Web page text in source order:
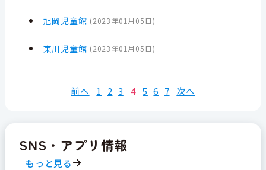
旭岡児童館 (2023年01月05日)
東川児童館 (2023年01月05日)
前へ 1 2 3 4 5 6 7 次へ
SNS・アプリ情報
もっと見る